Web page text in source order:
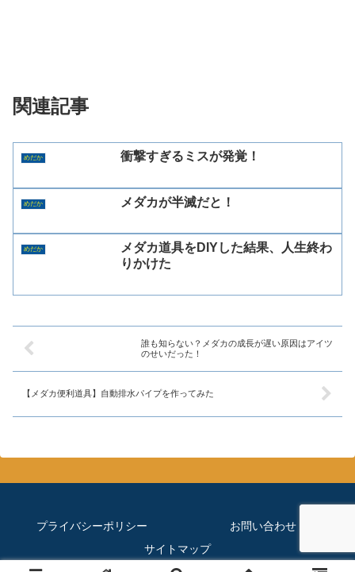
関連記事
めだか 衝撃すぎるミスが発覚！
めだか メダカが半滅だと！
めだか
メダカ道具をDIYした結果、人生終わ
りかけた
誰も知らない？メダカの成長が遅い原因はアイツ
のせいだった！
【メダカ便利道具】自動排水パイプを作ってみた
プライバシーポリシー
お問い合わせ
サイトマップ